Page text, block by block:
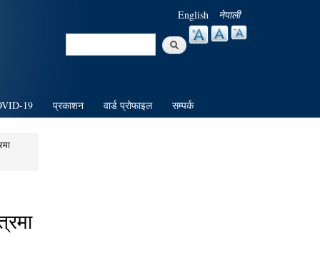
English नेपाली
Search
19 प्रकाशन वार्ड प्रोफाइल सम्पर्क